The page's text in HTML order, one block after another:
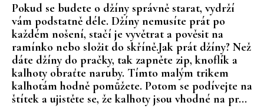
Pokud se budete o džíny správně starat, vydrží
vám podstatně déle. Džíny nemusíte prát po
každém nošení, stačí je vyvětrat a pověsit na
ramínko nebo složit do skříně.Jak prát džíny? Než
dáte džíny do pračky, tak zapněte zip, knoflík a
kalhoty obraťte naruby. Tímto malým trikem
kalhotám hodně pomůžete. Potom se podívejte na
štítek a ujistěte se, že kalhoty jsou vhodné na pr...